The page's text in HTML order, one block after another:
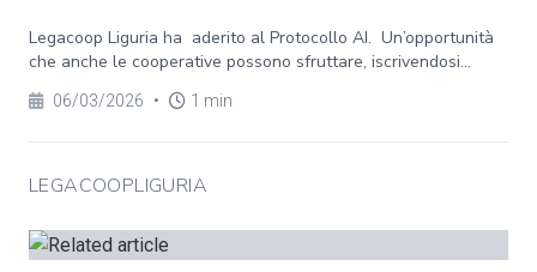
Legacoop Liguria ha aderito al Protocollo AI. Un’opportunità
che anche le cooperative possono sfruttare, iscrivendosi...
06/03/2026 • 1 min
LEGACOOPLIGURIA